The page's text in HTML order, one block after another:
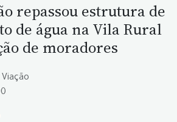
repassou estrutura de
de água na Vila Rural
de moradores